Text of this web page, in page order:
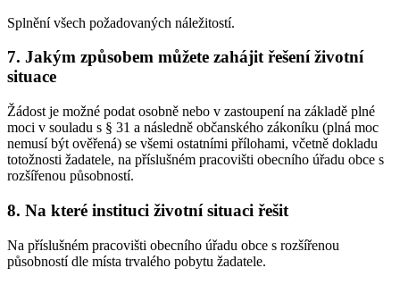
Splnění všech požadovaných náležitostí.
7. Jakým způsobem můžete zahájit řešení životní
situace
Žádost je možné podat osobně nebo v zastoupení na základě plné
moci v souladu s § 31 a následně občanského zákoníku (plná moc
nemusí být ověřená) se všemi ostatními přílohami, včetně dokladu
totožnosti žadatele, na příslušném pracovišti obecního úřadu obce s
rozšířenou působností.
8. Na které instituci životní situaci řešit
Na příslušném pracovišti obecního úřadu obce s rozšířenou
působností dle místa trvalého pobytu žadatele.